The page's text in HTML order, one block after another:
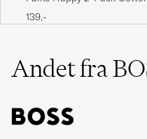
Dark Brown
139,-
Andet fra